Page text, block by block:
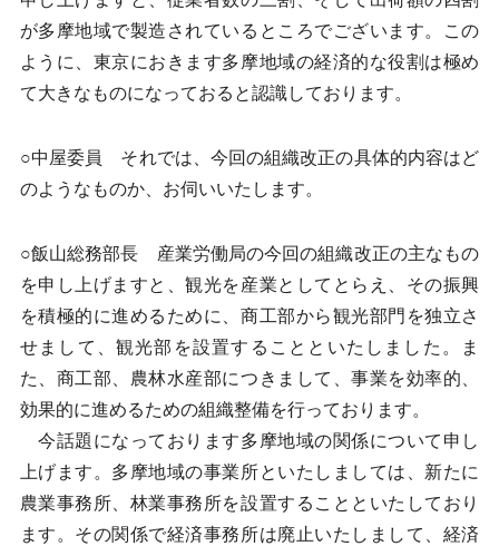
が多摩地域で製造されているところでございます。この
ように、東京におきます多摩地域の経済的な役割は極め
て大きなものになっておると認識しております。
○中屋委員 それでは、今回の組織改正の具体的内容はど
のようなものか、お伺いいたします。
○飯山総務部長 産業労働局の今回の組織改正の主なもの
を申し上げますと、観光を産業としてとらえ、その振興
を積極的に進めるために、商工部から観光部門を独立さ
せまして、観光部を設置することといたしました。ま
た、商工部、農林水産部につきまして、事業を効率的、
効果的に進めるための組織整備を行っております。
今話題になっております多摩地域の関係について申し
上げます。多摩地域の事業所といたしましては、新たに
農業事務所、林業事務所を設置することといたしており
ます。その関係で経済事務所は廃止いたしまして、経済